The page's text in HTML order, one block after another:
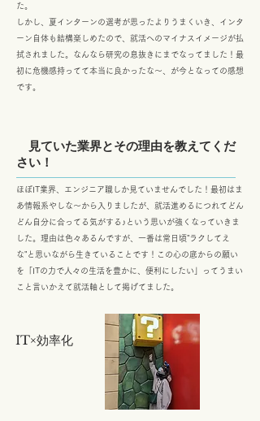
た。
しかし、夏インターンの選考が思ったよりうまくいき、インタ
ーン自体も結構楽しめたので、就活へのマイナスイメージが払
拭されました。なんなら研究の息抜きにまでなってました！最
初に危機感持ってて本当に良かったな～、が今となっての感想
です。
見ていた業界とその理由を教えてくだ
さい！
ほぼIT業界、エンジニア職しか見ていませんでした！最初はま
あ情報系やしな～から入りましたが、就活進めるにつれてどん
どん自分に合ってる気がする♪という思いが強くなっていきま
した。理由は色々あるんですが、一番は常日頃"ラクしてえ
な"と思いながら生きていることです！この心の底からの願い
を「ITの力で人々の生活を豊かに、便利にしたい」ってうまい
こと言いかえて就活軸として掲げてました。
IT×効率化